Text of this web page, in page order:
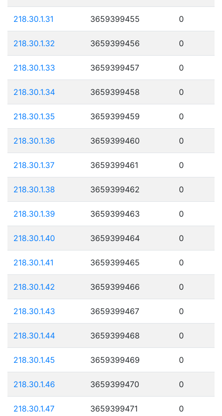
218.30.1.31 3659399455 0
218.30.1.32 3659399456 0
218.30.1.33 3659399457 0
218.30.1.34 3659399458 0
218.30.1.35 3659399459 0
218.30.1.36 3659399460 0
218.30.1.37 3659399461 0
218.30.1.38 3659399462 0
218.30.1.39 3659399463 0
218.30.1.40 3659399464 0
218.30.1.41 3659399465 0
218.30.1.42 3659399466 0
218.30.1.43 3659399467 0
218.30.1.44 3659399468 0
218.30.1.45 3659399469 0
218.30.1.46 3659399470 0
218.30.1.47 3659399471 0